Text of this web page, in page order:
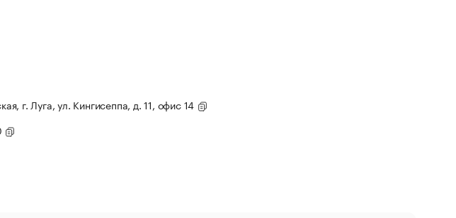
г. Луга, ул. Кингисеппа, д. 11, офис 14